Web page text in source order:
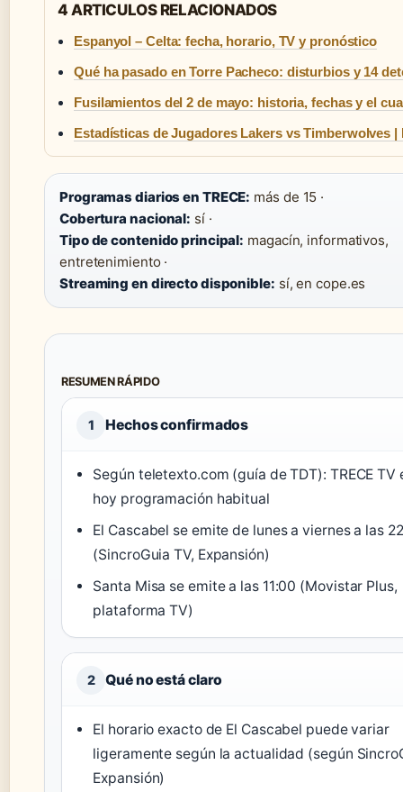
4 ARTICULOS RELACIONADOS
Espanyol – Celta: fecha, horario, TV y pronóstico
Qué ha pasado en Torre Pacheco: disturbios y 14
Fusilamientos del 2 de mayo: historia, fechas y el
Estadísticas de Jugadores Lakers vs Timberwolves
Programas diarios en TRECE: más de 15 ·
Cobertura nacional: sí ·
Tipo de contenido principal: magacín, informativos,
entretenimiento ·
Streaming en directo disponible: sí, en cope.es
RESUMEN RÁPIDO
1 Hechos confirmados
Según teletexto.com (guía de TDT): TRECE TV
hoy programación habitual
El Cascabel se emite de lunes a viernes a las
(SincroGuia TV, Expansión)
Santa Misa se emite a las 11:00 (Movistar Plus,
plataforma TV)
2 Qué no está claro
El horario exacto de El Cascabel puede variar
ligeramente según la actualidad (según
Expansión)